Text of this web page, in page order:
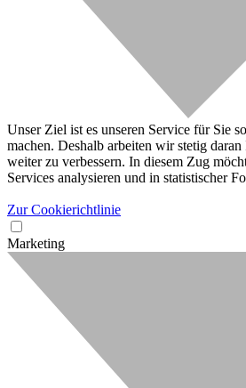
Unser Ziel ist es unseren Service für Sie
machen. Deshalb arbeiten wir stetig
weiter zu verbessern. In diesem Zug
Services analysieren und in statistischer
Zur Cookierichtlinie
Marketing